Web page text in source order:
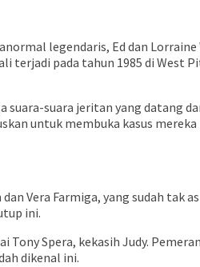
legendaris, Ed dan
terjadi pada tahun 1985 di West
suara jeritan yang datang
untuk membuka kasus
Vera Farmiga, yang sudah tak
ini.
Spera, kekasih Judy.
dikenal ini.